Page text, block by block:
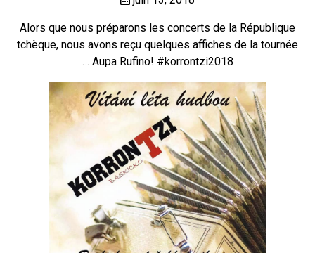
Alors que nous préparons les concerts de la République
tchèque, nous avons reçu quelques affiches de la tournée
… Aupa Rufino! #korrontzi2018